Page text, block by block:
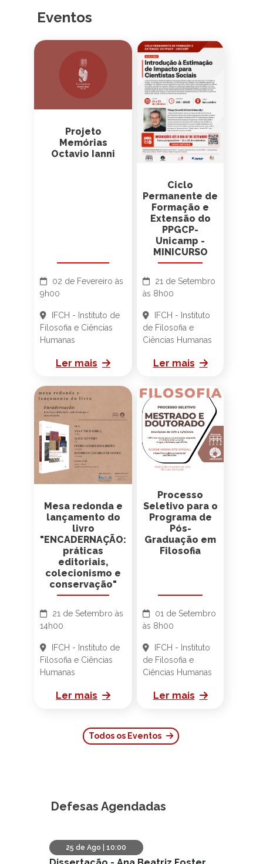
Memórias
IFCH - Instituto de
Filosofia e Ciências
Ler mais
Ciclo
Permanente de
Extensão do
PPGCP-
Unicamp -
MINICURSO
21 de Setembro
IFCH - Instituto
de Filosofia e
Ler mais
Mesa redonda e
lançamento do
"ENCADERNAÇÃO:
práticas
editoriais,
colecionismo e
conservação"
21 de Setembro às
IFCH - Instituto de
Filosofia e Ciências
Ler mais
Processo
Seletivo para o
Pós-
Graduação em
Filosofia
IFCH - Instituto
de Filosofia e
Ler mais
Todos os Eventos
25 de Ago | 10:00
20 de Ago | 15:00
Tese -Larissa de Rezende